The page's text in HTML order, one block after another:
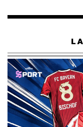
เรือนไทยที่ถูกซุกไว้